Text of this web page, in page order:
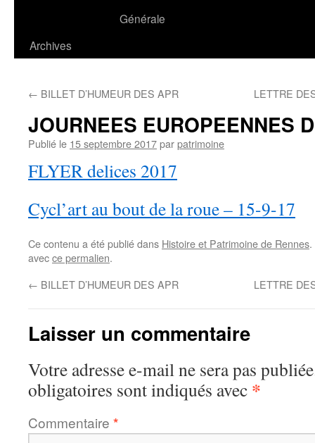
contenu
Générale
Archives
← BILLET D’HUMEUR DES APR LETTRE
JOURNEES EUROPEENNES
Publié le 15 septembre 2017parpatrimoine
FLYER delices 2017
Cycl’art au bout de la roue – 15-9-17
Ce contenu a été publié dans Histoire et Patrimoine de Rennes
avecce permalien.
← BILLET D’HUMEUR DES APR LETTRE
Laisser un commentaire
Votre adresse e-mail ne sera pas
obligatoires sont indiqués avec *
Commentaire *